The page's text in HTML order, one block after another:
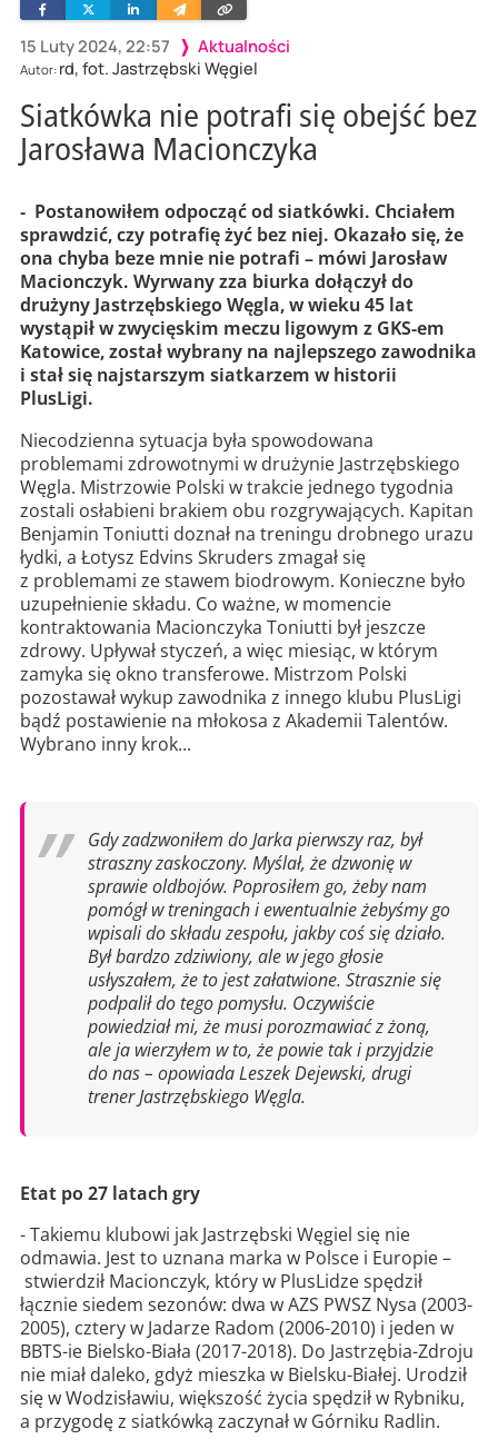
15 Luty 2024, 22:57 Aktualności
Autor: rd, fot. Jastrzębski Węgiel
FacebookTwitterLinkedinWyślij
e-
Skopiuj
link
Siatkówka nie potrafi się obejść bez
Jarosława Macionczyka
- Postanowiłem odpocząć od siatkówki. Chciałem
sprawdzić, czy potrafię żyć bez niej. Okazało się, że
ona chyba beze mnie nie potrafi – mówi Jarosław
Macionczyk. Wyrwany zza biurka dołączył do
drużyny Jastrzębskiego Węgla, w wieku 45 lat
wystąpił w zwycięskim meczu ligowym z GKS-em
Katowice, został wybrany na najlepszego zawodnika
i stał się najstarszym siatkarzem w historii
PlusLigi.
Niecodzienna sytuacja była spowodowana
problemami zdrowotnymi w drużynie Jastrzębskiego
Węgla. Mistrzowie Polski w trakcie jednego tygodnia
zostali osłabieni brakiem obu rozgrywających. Kapitan
Benjamin Toniutti doznał na treningu drobnego urazu
łydki, a Łotysz Edvins Skruders zmagał się
z problemami ze stawem biodrowym. Konieczne było
uzupełnienie składu. Co ważne, w momencie
kontraktowania Macionczyka Toniutti był jeszcze
zdrowy. Upływał styczeń, a więc miesiąc, w którym
zamyka się okno transferowe. Mistrzom Polski
pozostawał wykup zawodnika z innego klubu PlusLigi
bądź postawienie na młokosa z Akademii Talentów.
Wybrano inny krok...
Gdy zadzwoniłem do Jarka pierwszy raz, był
straszny zaskoczony. Myślał, że dzwonię w
sprawie oldbojów. Poprosiłem go, żeby nam
pomógł w treningach i ewentualnie żebyśmy go
wpisali do składu zespołu, jakby coś się działo.
Był bardzo zdziwiony, ale w jego głosie
usłyszałem, że to jest załatwione. Strasznie się
podpalił do tego pomysłu. Oczywiście
powiedział mi, że musi porozmawiać z żoną,
ale ja wierzyłem w to, że powie tak i przyjdzie
do nas – opowiada Leszek Dejewski, drugi
trener Jastrzębskiego Węgla.
Etat po 27 latach gry
- Takiemu klubowi jak Jastrzębski Węgiel się nie
odmawia. Jest to uznana marka w Polsce i Europie –
stwierdził Macionczyk, który w PlusLidze spędził
łącznie siedem sezonów: dwa w AZS PWSZ Nysa (2003-
2005), cztery w Jadarze Radom (2006-2010) i jeden w
BBTS-ie Bielsko-Biała (2017-2018). Do Jastrzębia-Zdroju
nie miał daleko, gdyż mieszka w Bielsku-Białej. Urodził
się w Wodzisławiu, większość życia spędził w Rybniku,
a przygodę z siatkówką zaczynał w Górniku Radlin.